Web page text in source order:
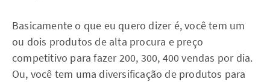
Basicamente o que eu quero dizer é, você tem um
ou dois produtos de alta procura e preço
competitivo para fazer 200, 300, 400 vendas por dia.
Ou, você tem uma diversificação de produtos para